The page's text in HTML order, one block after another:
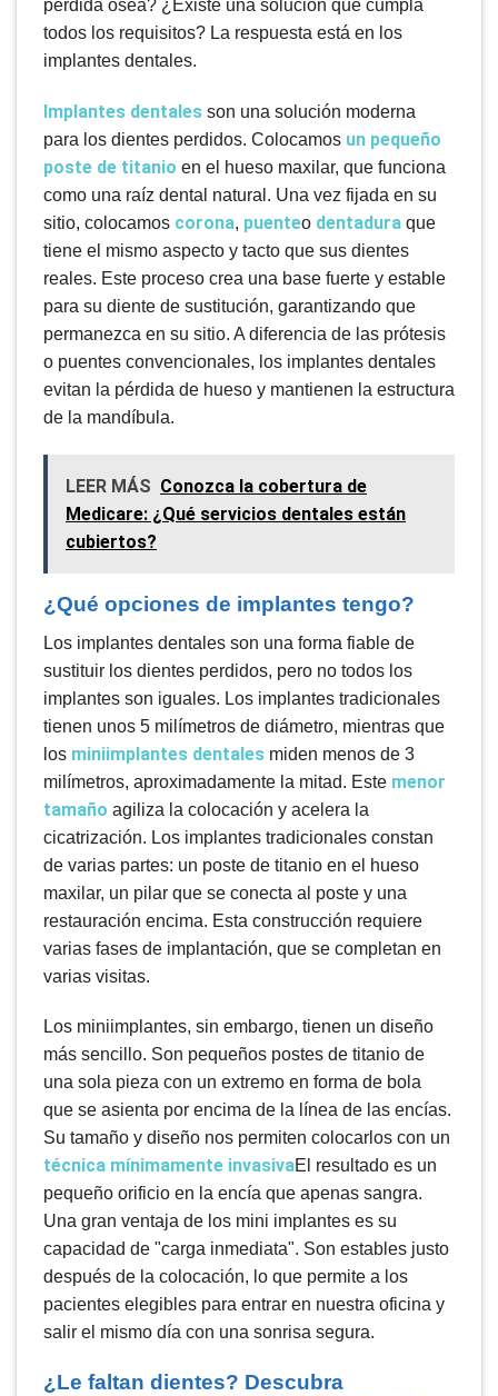
pérdida ósea? ¿Existe una solución que cumpla
todos los requisitos? La respuesta está en los
implantes dentales.
Implantes dentales son una solución moderna
para los dientes perdidos. Colocamos un pequeño
poste de titanio en el hueso maxilar, que funciona
como una raíz dental natural. Una vez fijada en su
sitio, colocamos corona, puenteo dentadura que
tiene el mismo aspecto y tacto que sus dientes
reales. Este proceso crea una base fuerte y estable
para su diente de sustitución, garantizando que
permanezca en su sitio. A diferencia de las prótesis
o puentes convencionales, los implantes dentales
evitan la pérdida de hueso y mantienen la estructura
de la mandíbula.
LEER MÁS Conozca la cobertura de
Medicare: ¿Qué servicios dentales están
cubiertos?
¿Qué opciones de implantes tengo?
Los implantes dentales son una forma fiable de
sustituir los dientes perdidos, pero no todos los
implantes son iguales. Los implantes tradicionales
tienen unos 5 milímetros de diámetro, mientras que
los miniimplantes dentales miden menos de 3
milímetros, aproximadamente la mitad. Este menor
tamaño agiliza la colocación y acelera la
cicatrización. Los implantes tradicionales constan
de varias partes: un poste de titanio en el hueso
maxilar, un pilar que se conecta al poste y una
restauración encima. Esta construcción requiere
varias fases de implantación, que se completan en
varias visitas.
Los miniimplantes, sin embargo, tienen un diseño
más sencillo. Son pequeños postes de titanio de
una sola pieza con un extremo en forma de bola
que se asienta por encima de la línea de las encías.
Su tamaño y diseño nos permiten colocarlos con un
técnica mínimamente invasivaEl resultado es un
pequeño orificio en la encía que apenas sangra.
Una gran ventaja de los mini implantes es su
capacidad de "carga inmediata". Son estables justo
después de la colocación, lo que permite a los
pacientes elegibles para entrar en nuestra oficina y
salir el mismo día con una sonrisa segura.
¿Le faltan dientes? Descubra